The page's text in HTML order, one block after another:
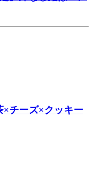
×チーズ×クッキー